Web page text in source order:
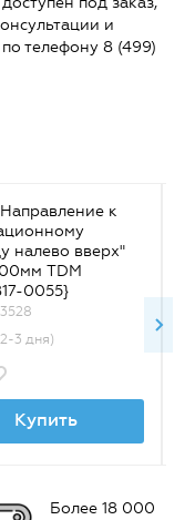
и
телефону 8 (499)
к
налево вверх"
TDM
0055}
3 дня)
Купить
Более 18 000